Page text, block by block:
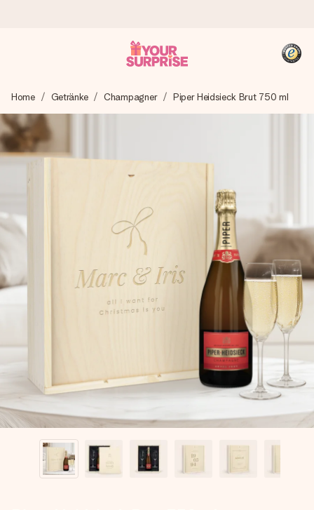
Wir bereiten dein Geschenk sorgfältig vor und schicken es
blitzschnell – damit du es genau zum richtigen Zeitpunkt
überreichen kannst, wenn es am meisten zählt.
4,8 (basierend auf +15.000 Bewertungen)
Unsere Geschenke begeistern. Kunden bewerten uns mit
4,8 bei Google Reviews (Gesamtergebnis aller Länder, in
die wir versenden).
+49 39292 929695
Montag - Freitag : 8:30 - 17:00 Uhr
Samstag - Sonntag : 8:30 - 13:00 Uhr
Home Getränke Champagner Piper Heidsieck Brut 750 ml